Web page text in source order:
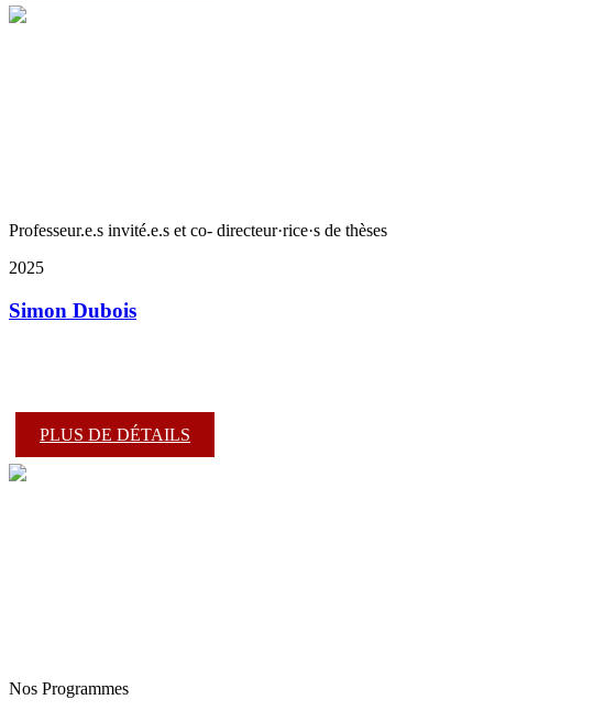
Professeur.e.s invité.e.s et co- directeur·rice·s de thèses
2025
Simon Dubois
PLUS DE DÉTAILS
Nos Programmes